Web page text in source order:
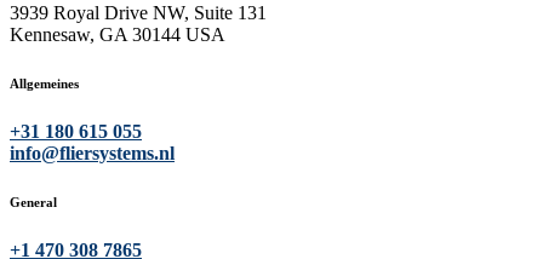
3939 Royal Drive NW, Suite 131
Kennesaw, GA 30144 USA
Allgemeines
+31 180 615 055
info@fliersystems.nl
General
+1 470 308 7865